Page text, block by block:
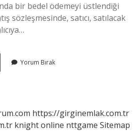
bir bedel ödemeyi üstlendiği
sözleşmesinde, satıcı, satılacak
Yorum Bırak
https://girginemlak.com.tr
knight online nttgame Sitemap